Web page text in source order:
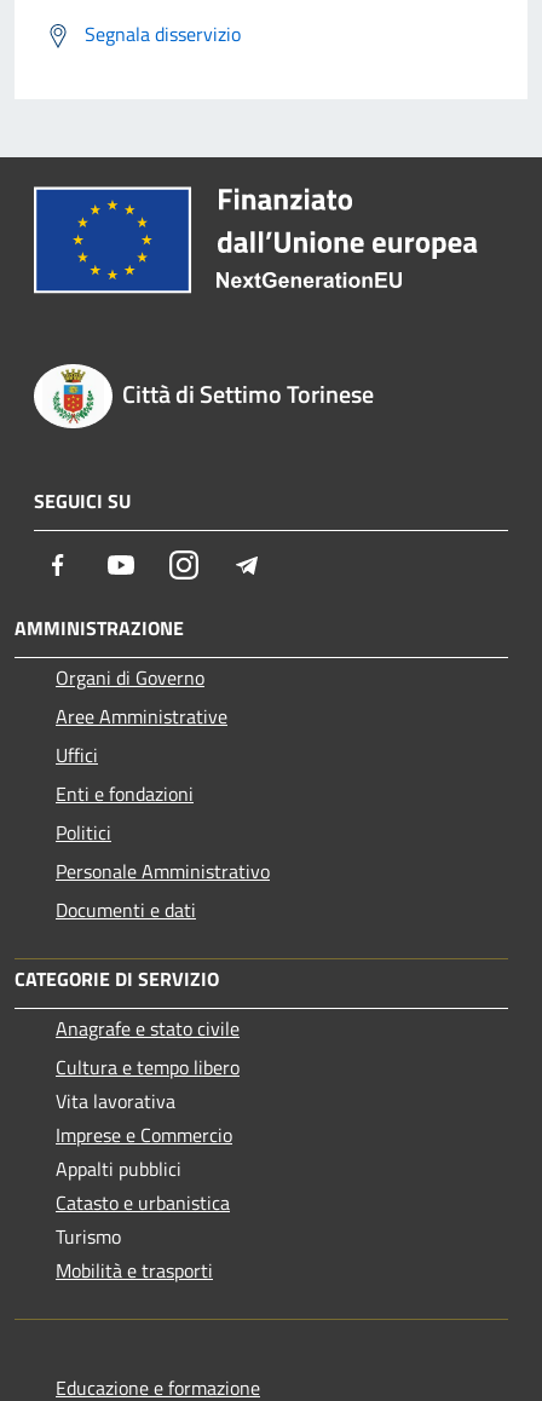
Segnala disservizio
Città di Settimo Torinese
SEGUICI SU
Facebook YoutubeInstagram
AMMINISTRAZIONE
Organi di Governo
Aree Amministrative
Uffici
Enti e fondazioni
Politici
Personale Amministrativo
Documenti e dati
CATEGORIE DI SERVIZIO
Anagrafe e stato civile
Cultura e tempo libero
Vita lavorativa
Imprese e Commercio
Appalti pubblici
Catasto e urbanistica
Turismo
Mobilità e trasporti
Educazione e formazione